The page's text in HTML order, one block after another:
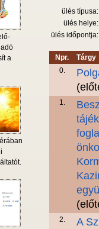
a
ülés típusa:
ülés helye:
ülés időpontja:
Npr.
Tárgy
0.
1.
2.
A